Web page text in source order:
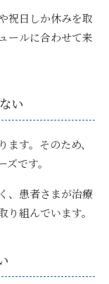
祝日しか休みを取
ールに合わせて来
い
す。 そのため、
です。
、患者さまが治療
組んでいます。